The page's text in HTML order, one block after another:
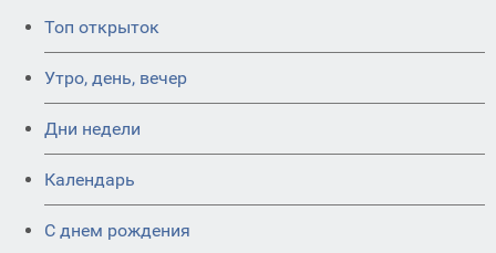
Топ открыток
Утро, день, вечер
Дни недели
Календарь
C днем рождения